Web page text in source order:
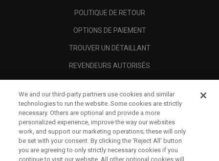
POLITIQUE DE RETOUR
OPTIONS DE PAIEMENT
TROUVER UN DÉTAILLANT
REVENDEURS AUTORISÉS
A PROPOS
MENTIONS LÉGALES
We and our third-party partners use cookies and similar
technologies to run the website. Some cookies are strictly
necessary. Others are optional and provide a more
personalized experience, improve the way our websites
work, and support our marketing operations; these will only
be set with your consent. By clicking the ‘Reject All' button
you are agreeing to only strictly necessary cookies if you
continue to visit our website. All other optional cookies will